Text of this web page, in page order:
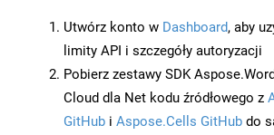
Utwórz konto w Dashboard, aby
limity API i szczegóły autoryzacji
Pobierz zestawy SDK
Cloud dla Net kodu źródłowego z
GitHub i Aspose.Cells GitHub do